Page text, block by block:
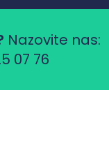
Nazovite nas:
07 76